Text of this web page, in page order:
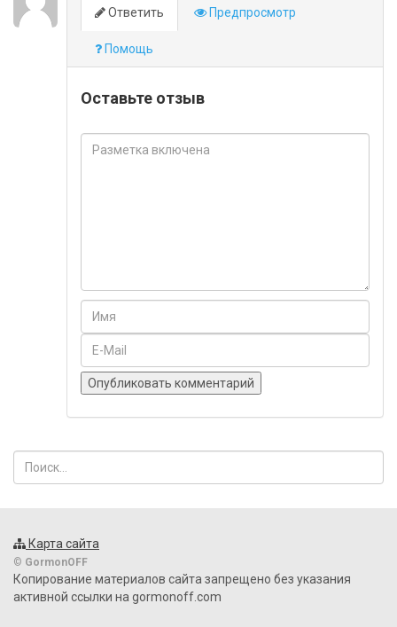
Ответить Предпросмотр
Помощь
Оставьте отзыв
Карта сайта
© GormonOFF
Копирование материалов сайта запрещено без указания
активной ссылки на gormonoff.com